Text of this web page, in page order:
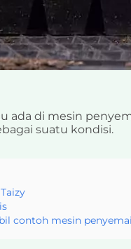
ada di mesin
suatu kondisi.
contoh mesin